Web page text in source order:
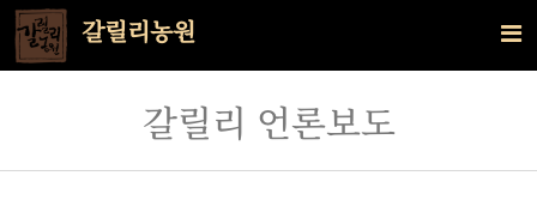
갈릴리농원
갈릴리 언론보도